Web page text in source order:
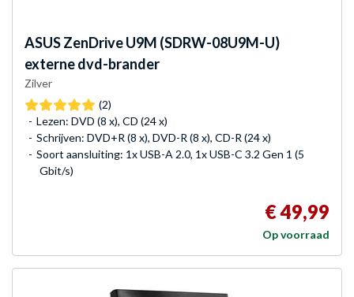
ASUSZenDrive U9M (SDRW-08U9M-U)
externe dvd-brander
Zilver
(2)
Lezen: DVD (8 x), CD (24 x)
Schrijven: DVD+R (8 x), DVD-R (8 x), CD-R (24 x)
Soort aansluiting: 1x USB-A 2.0, 1x USB-C 3.2 Gen 1 (5
Gbit/s)
€ 49,99
Op voorraad